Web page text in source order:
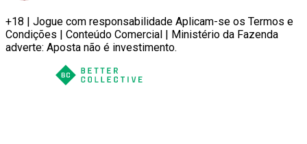
+18 | Jogue com responsabilidade Aplicam-se os Termos e
Condições | Conteúdo Comercial | Ministério da Fazenda
adverte: Aposta não é investimento.